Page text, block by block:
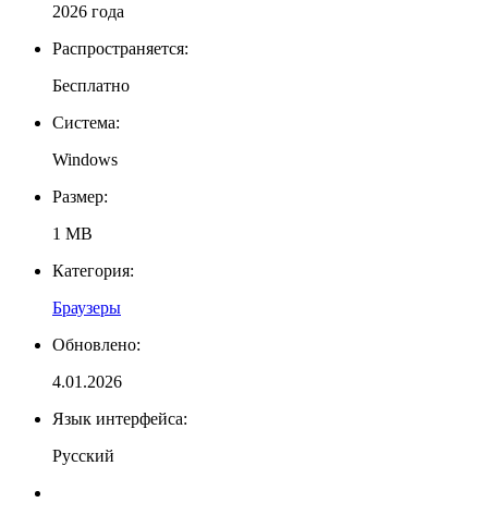
2026 года
Распространяется:
Бесплатно
Система:
Windows
Размер:
1 MB
Категория:
Браузеры
Обновлено:
4.01.2026
Язык интерфейса:
Русский